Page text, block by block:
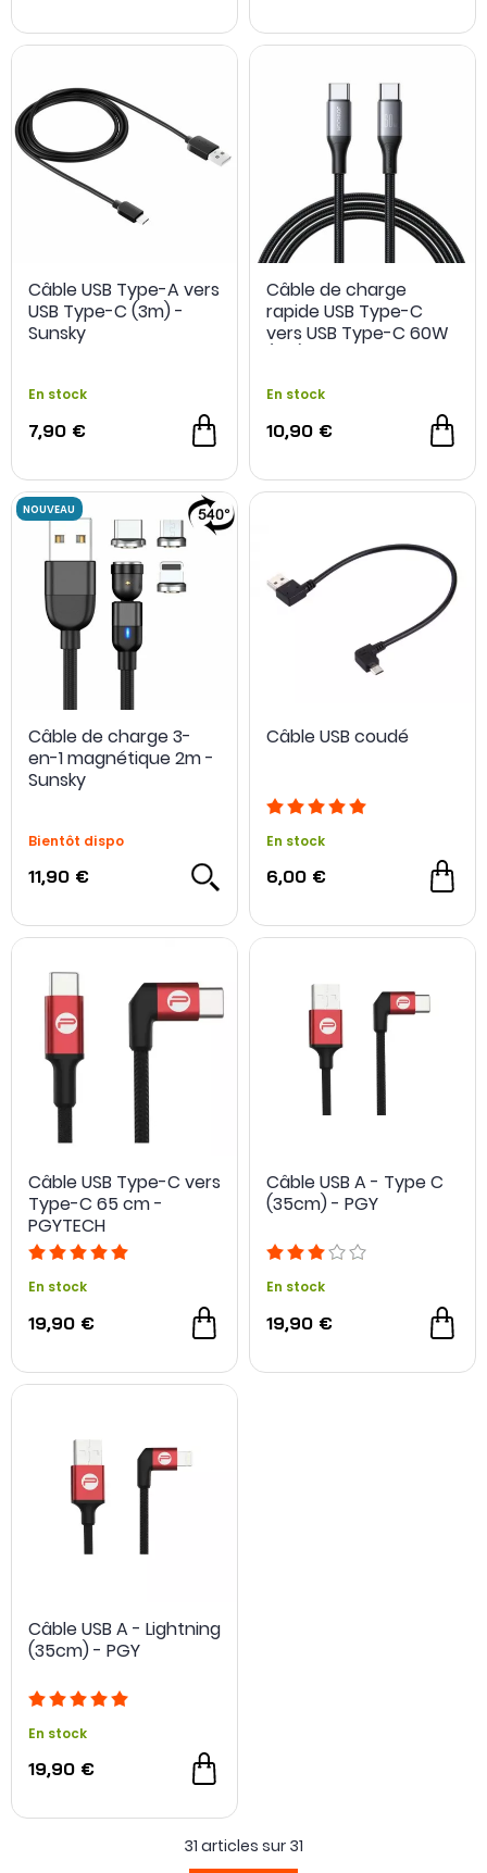
Câble USB Type-A vers
USB Type-C (3m) -
Sunsky
En stock
7,90 €
Câble de charge
rapide USB Type-C
vers USB Type-C 60W
En stock
10,90 €
Câble de charge 3-
en-1 magnétique 2m -
Sunsky
Bientôt dispo
11,90 €
Câble USB coudé
En stock
6,00 €
Câble USB Type-C vers
Type-C 65 cm -
PGYTECH
En stock
19,90 €
Câble USB A - Type C
(35cm) - PGY
En stock
19,90 €
Câble USB A - Lightning
(35cm) - PGY
En stock
19,90 €
31 articles sur 31